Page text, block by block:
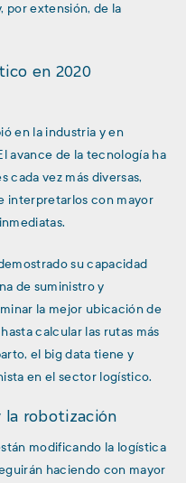
por extensión, de la
en 2020
en la industria y en
avance de la tecnología ha
vez más diversas,
interpretarlos con mayor
su capacidad
de suministro y
la mejor ubicación de
calcular las rutas más
el big data tiene y
en el sector logístico.
la robotización
modificando la logística
haciendo con mayor